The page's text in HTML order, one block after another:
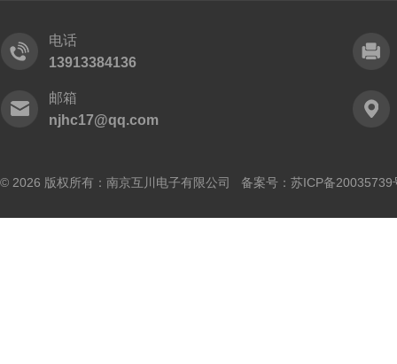
电话
13913384136
邮箱
njhc17@qq.com
© 2026 版权所有：南京互川电子有限公司 备案号： 苏ICP备20035739